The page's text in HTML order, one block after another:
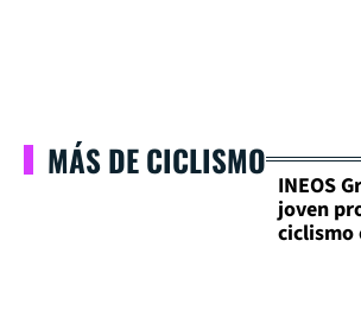
MÁS DE CICLISMO
INEOS
joven
ciclismo